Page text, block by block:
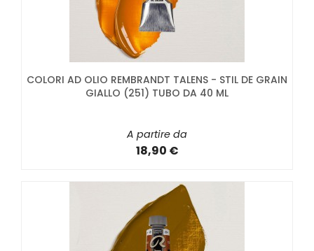
COLORI AD OLIO REMBRANDT TALENS - STIL DE GRAIN
GIALLO (251) TUBO DA 40 ML
A partire da
18,90 €